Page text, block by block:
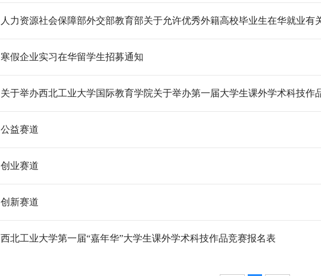
人力资源社会保障部外交部教育部关于允许优秀外籍高校毕业生在华就业有
寒假企业实习在华留学生招募通知
关于举办西北工业大学国际教育学院关于举办第一届大学生课外学术科技作
公益赛道
创业赛道
创新赛道
西北工业大学第一届“嘉年华”大学生课外学术科技作品竞赛报名表